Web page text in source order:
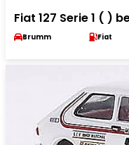
Fiat 127 Serie 1 ( )
Brumm Fiat